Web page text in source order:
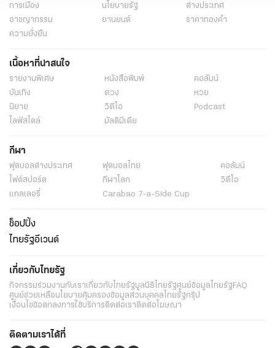
การเมือง
นโยบายรัฐ
ต่างประเทศ
อาชญากรรม
ยานยนต์
ราคาทองคำ
ความยั่งยืน
เนื้อหาที่น่าสนใจ
รายงานพิเศษ หนังสือพิมพ์
คอลัมน์
บันเทิง
ดวง
หวย
นิยาย
วิดีโอ
Podcast
ไลฟ์สไตล์
มัลติมีเดีย
กีฬา
ฟุตบอลต่่างประเทศ ฟุตบอลไทย
คอลัมน์
ไฟต์สปอร์ต
กีฬาโลก
วิดีโอ
แกลเลอรี่
Carabao 7-a-Side Cup
ช็อปปิ้ง
ไทยรัฐอีเวนต์
เกี่ยวกับไทยรัฐ
กิจกรรมร่วมงานกับเราเกี่ยวกับไทยรัฐมูลนิธิไทยรัฐศูนย์ข้อมูลไทยรัฐFAQ
ศูนย์ช่วยเหลือนโยบายคุ้มครองข้อมูลส่วนบุคคลไทยรัฐกรุ๊ป
เงื่อนไขข้อตกลงการใช้บริการติดต่อเราติดต่อโฆษณา
ติดตามเราได้ที่